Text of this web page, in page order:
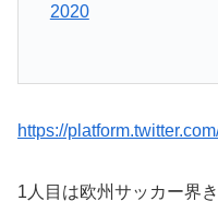
2020
https://
1人目は欧州サッカー界